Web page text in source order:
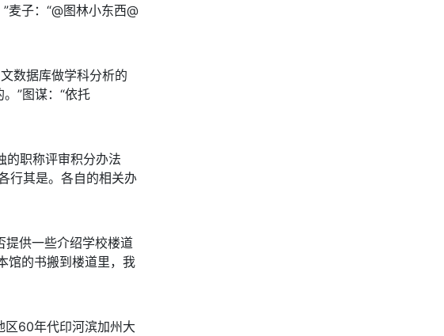
麦子：“@图林小东西@
数据库做学科分析的
”图谋：“依托
的职称评审积分办法
行其是。各自的相关办
提供一些介绍学校楼道
馆的书搬到楼道里，我
区60年代印河滨加州大